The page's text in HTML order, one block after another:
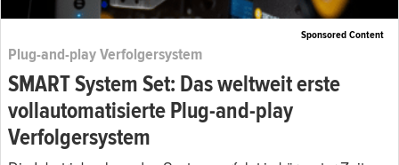
Sponsored Content
Plug-and-play Verfolgersystem
SMART System Set: Das weltweit erste
vollautomatisierte Plug-and-play
Verfolgersystem